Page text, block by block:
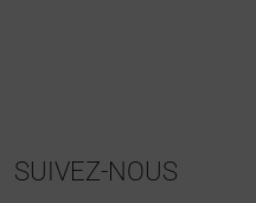
SUIVEZ-NOUS